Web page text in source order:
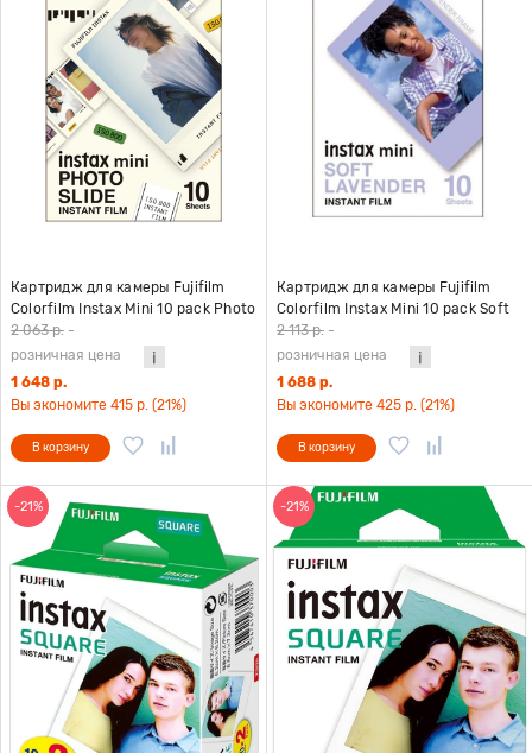
Картридж для камеры Fujifilm
Colorfilm Instax Mini 10 pack Photo
Slide
2 063 р. -
розничная цена
1 648 р.
Вы экономите 415 р. (21%)
В корзину
Картридж для камеры Fujifilm
Colorfilm Instax Mini 10 pack Soft
Lavender
2 113 р. -
розничная цена
1 688 р.
Вы экономите 425 р. (21%)
В корзину
-21% -21%